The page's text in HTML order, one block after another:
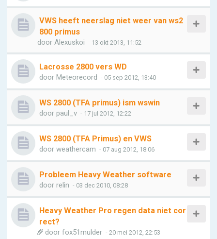
VWS heeft neerslag niet weer van ws2
800 primus
door Alexuskoi - 13 okt 2013, 11:52
Lacrosse 2800 vers WD
door Meteorecord - 05 sep 2012, 13:40
WS 2800 (TFA primus) ism wswin
door paul_v - 17 jul 2012, 12:22
WS 2800 (TFA Primus) en VWS
door weathercam - 07 aug 2012, 18:06
Probleem Heavy Weather software
door relin - 03 dec 2010, 08:28
Heavy Weather Pro regen data niet cor
rect?
door fox51mulder - 20 mei 2012, 22:53